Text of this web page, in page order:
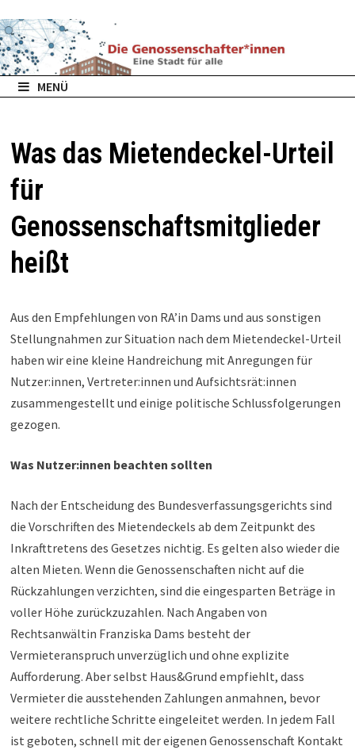
zum
Inhalt
MENÜ
Was das Mietendeckel-Urteil
für
Genossenschaftsmitglieder
heißt
Aus den Empfehlungen von RA’in Dams und aus sonstigen
Stellungnahmen zur Situation nach dem Mietendeckel-Urteil
haben wir eine kleine Handreichung mit Anregungen für
Nutzer:innen, Vertreter:innen und Aufsichtsrät:innen
zusammengestellt und einige politische Schlussfolgerungen
gezogen.
Was Nutzer:innen beachten sollten
Nach der Entscheidung des Bundesverfassungsgerichts sind
die Vorschriften des Mietendeckels ab dem Zeitpunkt des
Inkrafttretens des Gesetzes nichtig. Es gelten also wieder die
alten Mieten. Wenn die Genossenschaften nicht auf die
Rückzahlungen verzichten, sind die eingesparten Beträge in
voller Höhe zurückzuzahlen. Nach Angaben von
Rechtsanwältin Franziska Dams besteht der
Vermieteranspruch unverzüglich und ohne explizite
Aufforderung. Aber selbst Haus&Grund empfiehlt, dass
Vermieter die ausstehenden Zahlungen anmahnen, bevor
weitere rechtliche Schritte eingeleitet werden. In jedem Fall
ist geboten, schnell mit der eigenen Genossenschaft Kontakt